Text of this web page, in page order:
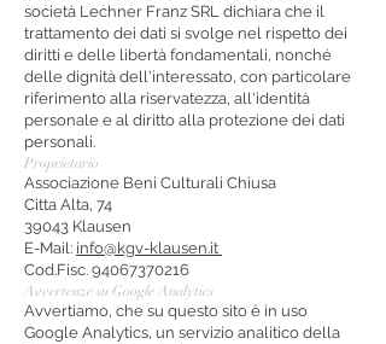
società Lechner Franz SRL dichiara che il
trattamento dei dati si svolge nel rispetto dei
diritti e delle libertà fondamentali, nonché
delle dignità dell'interessato, con particolare
riferimento alla riservatezza, all'identità
personale e al diritto alla protezione dei dati
personali.
Proprietario
Associazione Beni Culturali Chiusa
Citta Alta, 74
39043 Klausen
E-Mail: info@kgv-klausen.it
Cod.Fisc. 94067370216
Avvertenze su Google Analytics
Avvertiamo, che su questo sito è in uso
Google Analytics, un servizio analitico della